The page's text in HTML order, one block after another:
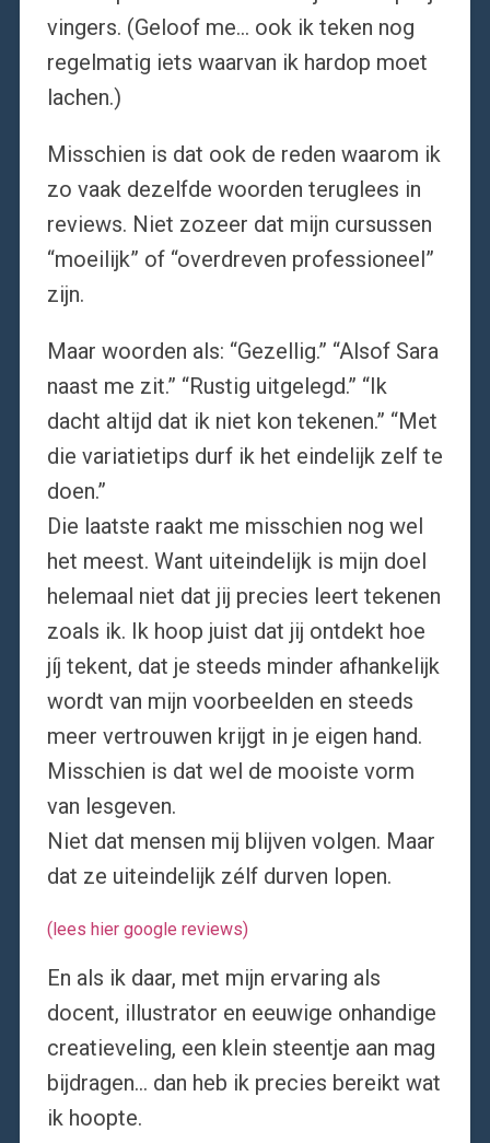
vingers. (Geloof me… ook ik teken nog
regelmatig iets waarvan ik hardop moet
lachen.)
Misschien is dat ook de reden waarom ik
zo vaak dezelfde woorden teruglees in
reviews. Niet zozeer dat mijn cursussen
“moeilijk” of “overdreven professioneel”
zijn.
Maar woorden als: “Gezellig.” “Alsof Sara
naast me zit.” “Rustig uitgelegd.” “Ik
dacht altijd dat ik niet kon tekenen.” “Met
die variatietips durf ik het eindelijk zelf te
doen.”
Die laatste raakt me misschien nog wel
het meest. Want uiteindelijk is mijn doel
helemaal niet dat jij precies leert tekenen
zoals ik. Ik hoop juist dat jij ontdekt hoe
jíj tekent, dat je steeds minder afhankelijk
wordt van mijn voorbeelden en steeds
meer vertrouwen krijgt in je eigen hand.
Misschien is dat wel de mooiste vorm
van lesgeven.
Niet dat mensen mij blijven volgen. Maar
dat ze uiteindelijk zélf durven lopen.
(lees hier google reviews)
En als ik daar, met mijn ervaring als
docent, illustrator en eeuwige onhandige
creatieveling, een klein steentje aan mag
bijdragen… dan heb ik precies bereikt wat
ik hoopte.